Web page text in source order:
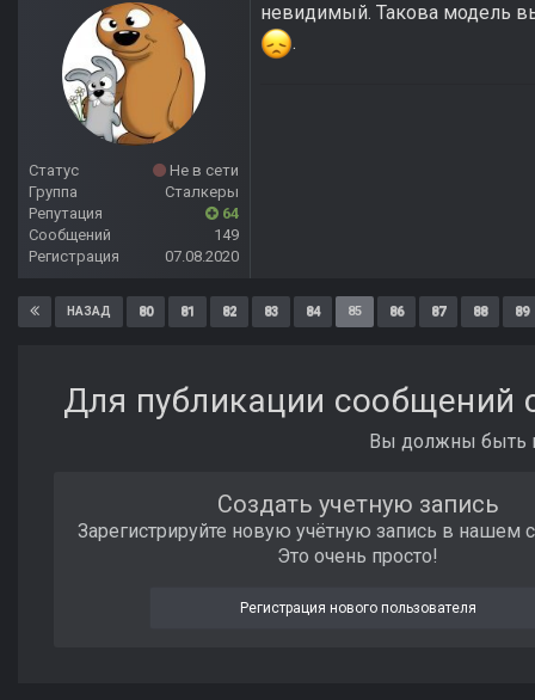
Статус
Не в сети
Группа
Сталкеры
Репутация
64
Сообщений
149
Регистрация
07.08.2020
невидимый. Такова модель
.
НАЗАД 80 81 82 83 84 85 86 87 88 89
Для публикации сообщений
Вы должны быть
Создать учетную запись
Зарегистрируйте новую учётную запись в нашем
Это очень просто!
Регистрация нового пользователя